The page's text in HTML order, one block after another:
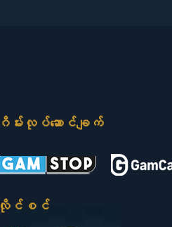
ဂိမ်းလုပ်ဆောင်ချက်
လိုင်စင်